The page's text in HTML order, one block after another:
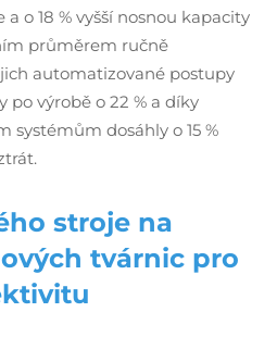
o 18 % vyšší nosnou kapacity
průměrem ručně
automatizované postupy
výrobě o 22 % a díky
systémům dosáhly o 15 %
stroje na
tvárnic pro